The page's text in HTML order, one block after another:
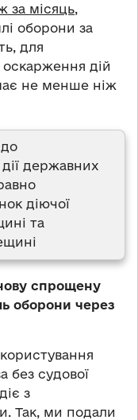
за місяць,
оборони за
для
дій
не менше ніж
державних
діючої
та
спрощену
оборони через
без судової
з
Так, ми подали